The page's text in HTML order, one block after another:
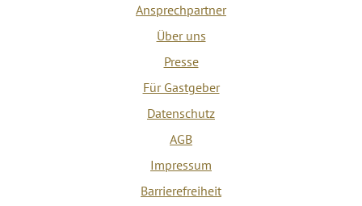
Ansprechpartner
Über uns
Presse
Für Gastgeber
Datenschutz
AGB
Impressum
Barrierefreiheit